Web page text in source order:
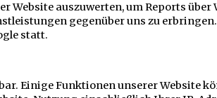
Website auszuwerten, um Reports
gegenüber uns zu
statt.
Einige Funktionen unserer Website